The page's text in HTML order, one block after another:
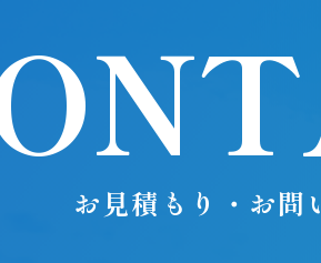
お見積もり・お問